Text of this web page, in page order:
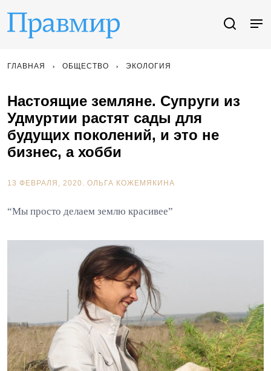
ГЛАВНАЯ ОБЩЕСТВО ЭКОЛОГИЯ
Настоящие земляне. Супруги из
Удмуртии растят сады для
будущих поколений, и это не
бизнес, а хобби
13 ФЕВРАЛЯ, 2020. ОЛЬГА КОЖЕМЯКИНА
“Мы просто делаем землю красивее”